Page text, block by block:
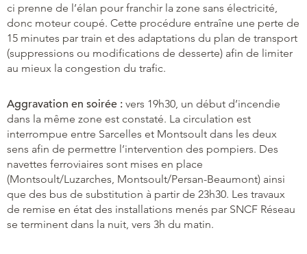
ci prenne de l’élan pour franchir la zone sans électricité,
donc moteur coupé. Cette procédure entraîne une perte de
15 minutes par train et des adaptations du plan de transport
(suppressions ou modifications de desserte) afin de limiter
au mieux la congestion du trafic.
Aggravation en soirée : vers 19h30, un début d’incendie
dans la même zone est constaté. La circulation est
interrompue entre Sarcelles et Montsoult dans les deux
sens afin de permettre l’intervention des pompiers. Des
navettes ferroviaires sont mises en place
(Montsoult/Luzarches, Montsoult/Persan-Beaumont) ainsi
que des bus de substitution à partir de 23h30. Les travaux
de remise en état des installations menés par SNCF Réseau
se terminent dans la nuit, vers 3h du matin.